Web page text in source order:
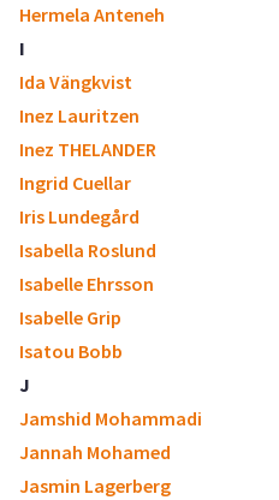
Hermela Anteneh
I
Ida Vängkvist
Inez Lauritzen
Inez THELANDER
Ingrid Cuellar
Iris Lundegård
Isabella Roslund
Isabelle Ehrsson
Isabelle Grip
Isatou Bobb
J
Jamshid Mohammadi
Jannah Mohamed
Jasmin Lagerberg